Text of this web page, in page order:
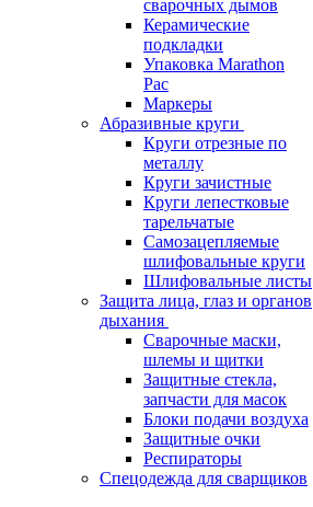
сварочных дымов
Керамические
подкладки
Упаковка Marathon
Pac
Маркеры
Абразивные круги
Круги отрезные по
металлу
Круги зачистные
Круги лепестковые
тарельчатые
Самозацепляемые
шлифовальные круги
Шлифовальные листы
Защита лица, глаз и органов
дыхания
Сварочные маски,
шлемы и щитки
Защитные стекла,
запчасти для масок
Блоки подачи воздуха
Защитные очки
Респираторы
Спецодежда для сварщиков